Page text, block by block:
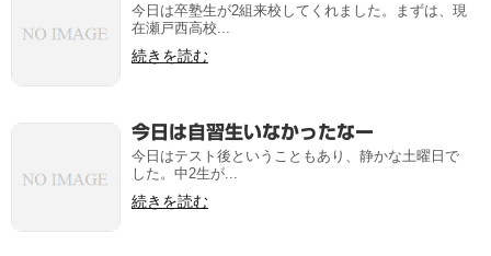
今日は卒塾生が2組来校してくれました。まずは、現
在瀬戸西高校...
続きを読む
今日は自習生いなかったなー
今日はテスト後ということもあり、静かな土曜日で
した。中2生が...
続きを読む